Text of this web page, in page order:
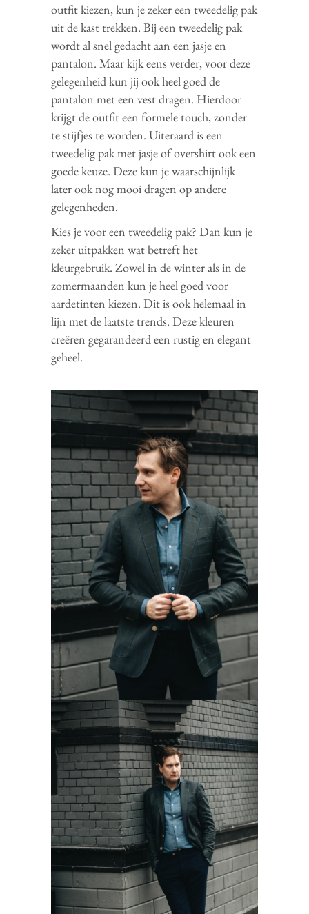
outfit kiezen, kun je zeker een tweedelig pak
uit de kast trekken. Bij een tweedelig pak
wordt al snel gedacht aan een jasje en
pantalon. Maar kijk eens verder, voor deze
gelegenheid kun jij ook heel goed de
pantalon met een vest dragen. Hierdoor
krijgt de outfit een formele touch, zonder
te stijfjes te worden. Uiteraard is een
tweedelig pak met jasje of overshirt ook een
goede keuze. Deze kun je waarschijnlijk
later ook nog mooi dragen op andere
gelegenheden.
Kies je voor een tweedelig pak? Dan kun je
zeker uitpakken wat betreft het
kleurgebruik. Zowel in de winter als in de
zomermaanden kun je heel goed voor
aardetinten kiezen. Dit is ook helemaal in
lijn met de laatste trends. Deze kleuren
creëren gegarandeerd een rustig en elegant
geheel.